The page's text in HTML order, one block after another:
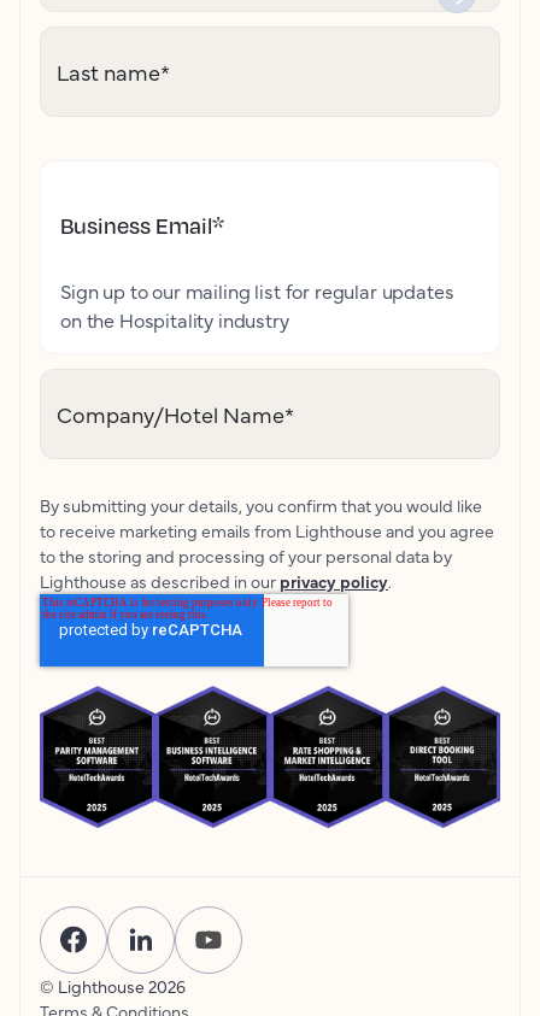
Last name*
Business Email*
Sign up to our mailing list for regular updates
on the Hospitality industry
Company/Hotel Name*
By submitting your details, you confirm that you would like
to receive marketing emails from Lighthouse and you agree
to the storing and processing of your personal data by
Lighthouse as described in our privacy policy.
© Lighthouse 2026
Terms & Conditions